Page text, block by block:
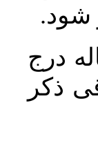
شود.
درج
ذکر